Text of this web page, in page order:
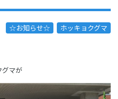
☆お知らせ☆ ホッキョクグマ
グマが